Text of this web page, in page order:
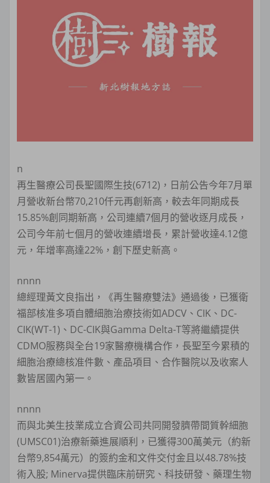
n
再生醫療公司長聖國際生技(6712)，日前公告今年7月單
月營收新台幣70,210仟元再創新高，較去年同期成長
15.85%創同期新高，公司連續7個月的營收逐月成長，
公司今年前七個月的營收連續增長，累計營收達4.12億
元，年增率高達22%，創下歷史新高。
nnnn
總經理黃文良指出，《再生醫療雙法》通過後，已獲衛
福部核准多項自體細胞治療技術如ADCV、CIK、DC-
CIK(WT-1)、DC-CIK與Gamma Delta-T等將繼續提供
CDMO服務與全台19家醫療機構合作，長聖至今累積的
細胞治療總核准件數、產品項目、合作醫院以及收案人
數皆居國內第一。
nnnn
而與北美生技業成立合資公司共同開發臍帶間質幹細胞
(UMSC01)治療新藥進展順利，已獲得300萬美元（約新
台幣9,854萬元）的簽約金和文件交付金且以48.78%技
術入股; Minerva提供臨床前研究、科技研發、藥理生物